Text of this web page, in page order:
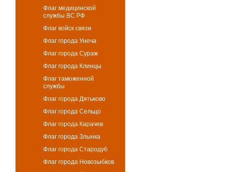
Флаг медицинской
службы ВС РФ
Флаг войск связи
Флаг города Унеча
Флаг города Сураж
Флаг города Клинцы
Флаг таможенной
службы
Флаг города Дятьково
Флаг города Сельцо
Флаг города Карачев
Флаг города Злынка
Флаг города Стародуб
Флаг города Новозыбков